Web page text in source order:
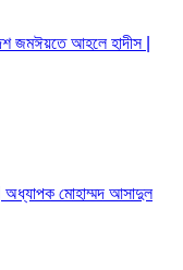
জমঈয়তে আহলে হাদীস |
| অধ্যাপক মোহাম্মদ আসাদুল